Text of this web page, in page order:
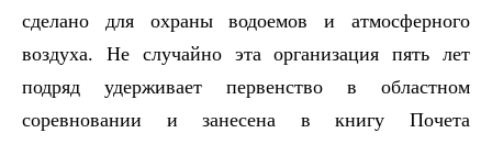
сделано для охраны водоемов и атмосферного
воздуха. Не случайно эта организация пять лет
подряд удерживает первенство в областном
соревновании и занесена в книгу Почета